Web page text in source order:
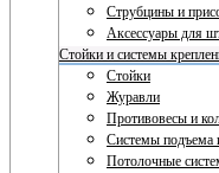
Струбцины и
Аксессуары для
Стойки и системы
Стойки
Журавли
Противовесы и
Системы подъема
Потолочные